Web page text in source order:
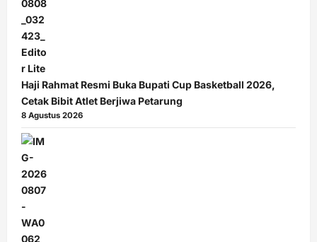
Haji Rahmat Resmi Buka Bupati Cup Basketball 2026,
Cetak Bibit Atlet Berjiwa Petarung
8 Agustus 2026